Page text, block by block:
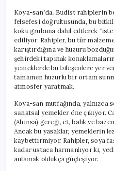
Koya-san’da, Budist rahiplerin
felsefesi doğrultusunda, bu
koku grubuna dahil edilerek
ediliyor. Rahipler, bu tür
karıştırdığına ve huzuru
şehirdeki tapınak
yemeklerde bu bileşenlere yer
tamamen huzurlu bir ortam
atmosfer yaratmak.
Koya-san mutfağında, yalnızca
sanatsal yemekler öne çıkıyor.
(Ahinsa) gereği, et, balık ve
Ancak bu yasaklar, yemeklerin
kaybettirmiyor. Rahipler, soya
kadar ustaca harmanlıyor ki,
anlamak oldukça güçleşiyor.